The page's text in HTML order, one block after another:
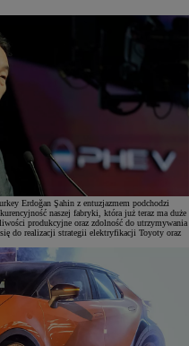
Erdoğan Şahin z entuzjazmem podchodzi
naszej fabryki, która już teraz ma duże
produkcyjne oraz zdolność do utrzymywania
do realizacji strategii elektryfikacji Toyoty oraz